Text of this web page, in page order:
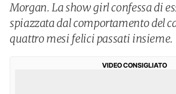
Morgan. La show girl confessa di
spiazzata dal comportamento del
quattro mesi felici passati insieme.
VIDEO CONSIGLIATO